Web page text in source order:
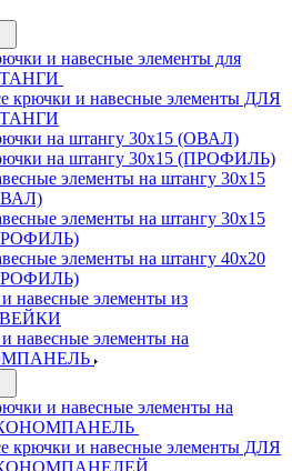
и навесные элементы для
крючки и навесные элементы ДЛЯ
на штангу 30х15 (ОВАЛ)
на штангу 30х15 (ПРОФИЛЬ)
элементы на штангу 30х15
элементы на штангу 30х15
элементы на штангу 40х20
навесные элементы из
навесные элементы на
и навесные элементы на
крючки и навесные элементы ДЛЯ